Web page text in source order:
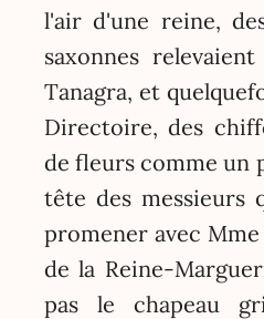
l'air d'une reine,
saxonnes
Tanagra, et
Directoire, des
de fleurs comme un
tête des messieurs
promener avec Mme
de la Reine-
pas le chapeau